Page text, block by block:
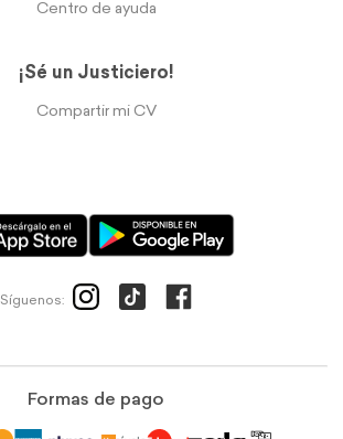
Centro de ayuda
¡Sé un Justiciero!
Compartir mi CV
Síguenos:
Formas de pago